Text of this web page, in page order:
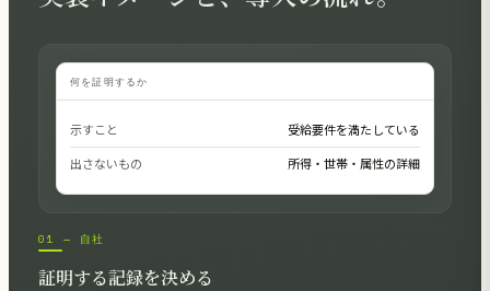
何を証明するか
示すこと 受給要件を満たしている
出さないもの 所得・世帯・属性の詳細
01 — 自社
証明する記録を決める